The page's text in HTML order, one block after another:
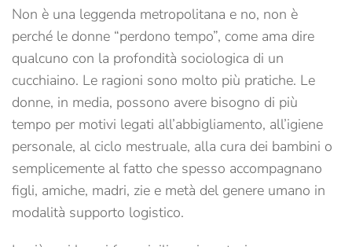
Non è una leggenda metropolitana e no, non è
perché le donne “perdono tempo”, come ama dire
qualcuno con la profondità sociologica di un
cucchiaino. Le ragioni sono molto più pratiche. Le
donne, in media, possono avere bisogno di più
tempo per motivi legati all’abbigliamento, all’igiene
personale, al ciclo mestruale, alla cura dei bambini o
semplicemente al fatto che spesso accompagnano
figli, amiche, madri, zie e metà del genere umano in
modalità supporto logistico.